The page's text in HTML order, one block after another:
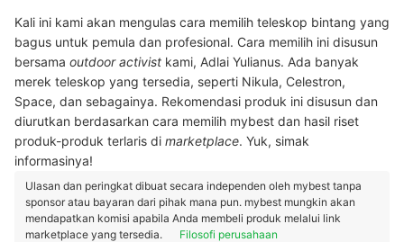
Kali ini kami akan mengulas cara memilih teleskop bintang yang
bagus untuk pemula dan profesional. Cara memilih ini disusun
bersama outdoor activist kami, Adlai Yulianus. Ada banyak
merek teleskop yang tersedia, seperti Nikula, Celestron,
Space, dan sebagainya. Rekomendasi produk ini disusun dan
diurutkan berdasarkan cara memilih mybest dan hasil riset
produk-produk terlaris di marketplace. Yuk, simak
informasinya!
Ulasan dan peringkat dibuat secara independen oleh mybest tanpa
sponsor atau bayaran dari pihak mana pun. mybest mungkin akan
mendapatkan komisi apabila Anda membeli produk melalui link
marketplace yang tersedia.
Filosofi perusahaan